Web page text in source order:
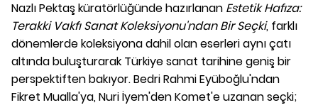
Nazlı Pektaş küratörlüğünde hazırlanan Estetik Hafıza:
Terakki Vakfı Sanat Koleksiyonu'ndan Bir Seçki, farklı
dönemlerde koleksiyona dahil olan eserleri aynı çatı
altında buluşturarak Türkiye sanat tarihine geniş bir
perspektiften bakıyor. Bedri Rahmi Eyüboğlu'ndan
Fikret Mualla'ya, Nuri İyem'den Komet'e uzanan seçki;